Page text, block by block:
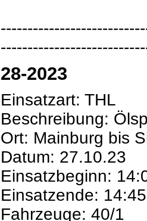
28-2023
Einsatzart: THL
Beschreibung:
Ort: Mainburg bis
Datum: 27.10.23
Einsatzbeginn:
Einsatzende: 14:45
Fahrzeuge: 40/1